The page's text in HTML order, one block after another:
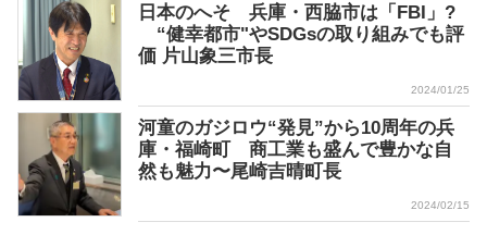
日本のへそ 兵庫・西脇市は「FBI」?
“健幸都市"やSDGsの取り組みでも評
価 片山象三市長
2024/01/25
河童のガジロウ“発見”から10周年の兵
庫・福崎町 商工業も盛んで豊かな自
然も魅力〜尾崎吉晴町長
2024/02/15